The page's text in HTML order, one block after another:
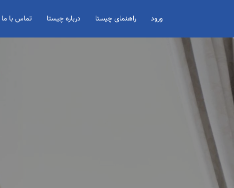
تماس با ما درباره چیستا راهنمای چیستا ورود